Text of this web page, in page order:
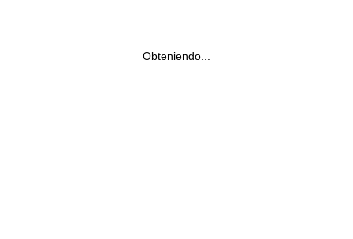
Obteniendo...